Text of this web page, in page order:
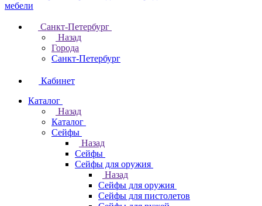
Санкт-Петербург
Назад
Города
Санкт-Петербург
Кабинет
Каталог
Назад
Каталог
Cейфы
Назад
Cейфы
Cейфы для оружия
Назад
Cейфы для оружия
Сейфы для пистолетов